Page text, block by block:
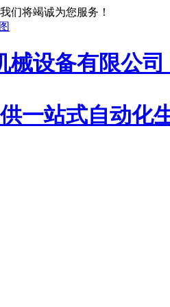
们将竭诚为您服务！
一站式自动化